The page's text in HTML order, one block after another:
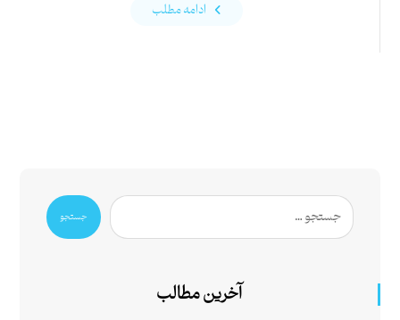
ادامه مطلب
جستجو
آخرین مطالب